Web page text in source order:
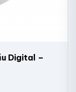
Digital –